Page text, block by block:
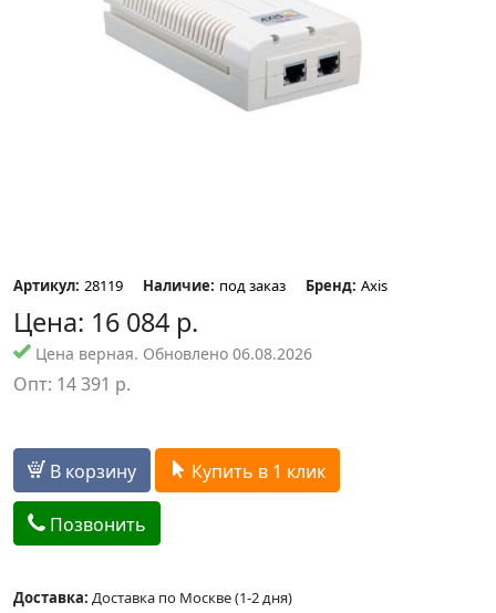
Артикул: 28119 Наличие: под заказ Бренд: Axis
Цена: 16 084 р.
Цена верная. Обновлено 06.08.2026
Опт: 14 391 р.
В корзину Купить в 1 клик
Позвонить
Доставка: Доставка по Москве (1-2 дня)